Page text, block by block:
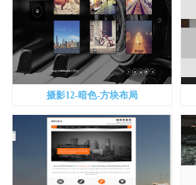
摄影12-暗色-方块布局